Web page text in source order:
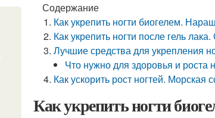
Содержание
Как укрепить ногти биогелем.
Как укрепить ногти после гель
Лучшие средства для укрепления
Что нужно для здоровья и роста
Как ускорить рост ногтей. Морская
Как укрепить ногти